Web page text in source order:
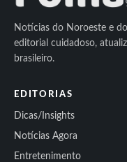
Notícias do Noroeste e
editorial cuidadoso,
brasileiro.
EDITORIAS
Dicas/Insights
Notícias Agora
Entretenimento